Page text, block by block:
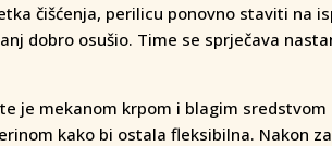
čišćenja, perilicu ponovno staviti na
dobro osušio. Time se sprječava
je mekanom krpom i blagim sredstvom
kako bi ostala fleksibilna. Nakon